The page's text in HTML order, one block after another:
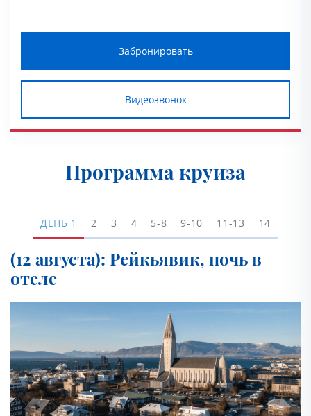
Забронировать
Видеозвонок
Программа круиза
ДЕНЬ 1 2 3 4 5-8 9-10 11-13 14
(12 августа): Рейкьявик, ночь в
отеле